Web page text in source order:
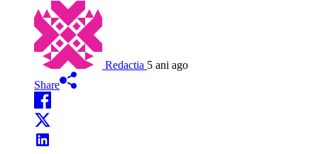
Redactia 5 ani ago
Share